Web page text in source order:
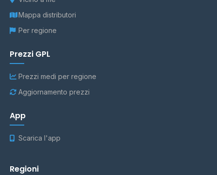
Mappa distributori
Per regione
Prezzi GPL
Prezzi medi per regione
Aggiornamento prezzi
App
Scarica l'app
Regioni